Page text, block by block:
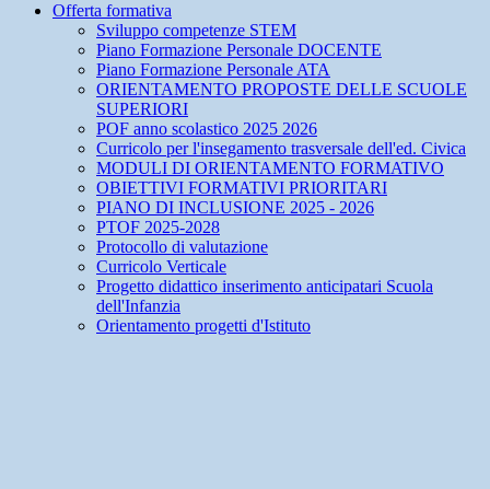
Offerta formativa
Sviluppo competenze STEM
Piano Formazione Personale DOCENTE
Piano Formazione Personale ATA
ORIENTAMENTO PROPOSTE DELLE SCUOLE
SUPERIORI
POF anno scolastico 2025 2026
Curricolo per l'insegamento trasversale dell'ed. Civica
MODULI DI ORIENTAMENTO FORMATIVO
OBIETTIVI FORMATIVI PRIORITARI
PIANO DI INCLUSIONE 2025 - 2026
PTOF 2025-2028
Protocollo di valutazione
Curricolo Verticale
Progetto didattico inserimento anticipatari Scuola
dell'Infanzia
Orientamento progetti d'Istituto